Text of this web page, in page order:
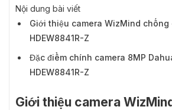
Nội dung bài viết
Giới thiệu camera WizMind chống
HDEW8841R-Z
Đặc điểm chính camera 8MP
HDEW8841R-Z
Giới thiệu camera